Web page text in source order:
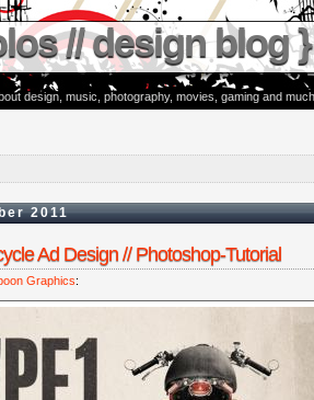
// design blog }
design, music, photography, movies, gaming and
2011
Ad Design // Photoshop-Tutorial
Graphics: